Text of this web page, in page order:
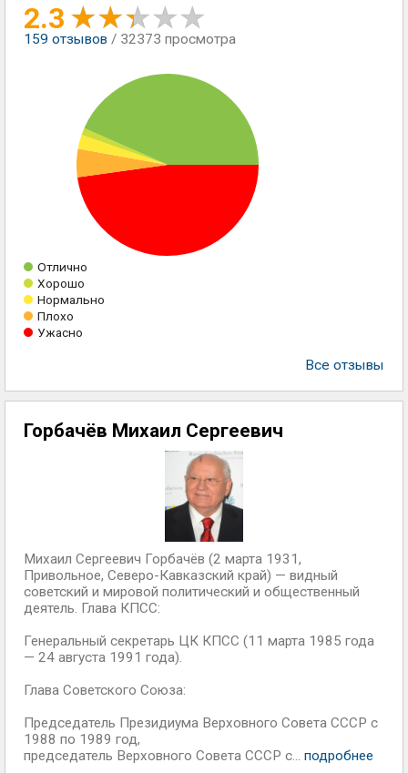
2.3
159 отзывов / 32373 просмотра
Отлично
Хорошо
Нормально
Плохо
Ужасно
Все отзывы
Горбачёв Михаил Сергеевич
Михаил Сергеевич Горбачёв (2 марта 1931,
Привольное, Северо-Кавказский край) — видный
советский и мировой политический и общественный
деятель. Глава КПСС:
Генеральный секретарь ЦК КПСС (11 марта 1985 года
— 24 августа 1991 года).
Глава Советского Союза:
Председатель Президиума Верховного Совета СССР с
1988 по 1989 год,
председатель Верховного Совета СССР с... подробнее